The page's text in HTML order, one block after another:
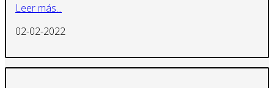
Leer más...
02-02-2022